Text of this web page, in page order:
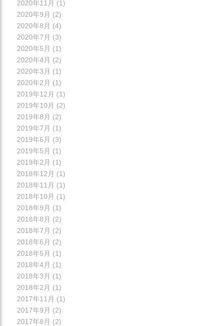
2020年11月 (1)
2020年9月 (2)
2020年8月 (4)
2020年7月 (3)
2020年5月 (1)
2020年4月 (2)
2020年3月 (1)
2020年2月 (1)
2019年12月 (1)
2019年10月 (2)
2019年8月 (2)
2019年7月 (1)
2019年6月 (3)
2019年5月 (1)
2019年2月 (1)
2018年12月 (1)
2018年11月 (1)
2018年10月 (1)
2018年9月 (1)
2018年8月 (2)
2018年7月 (2)
2018年6月 (2)
2018年5月 (1)
2018年4月 (1)
2018年3月 (1)
2018年2月 (1)
2017年11月 (1)
2017年9月 (2)
2017年8月 (2)